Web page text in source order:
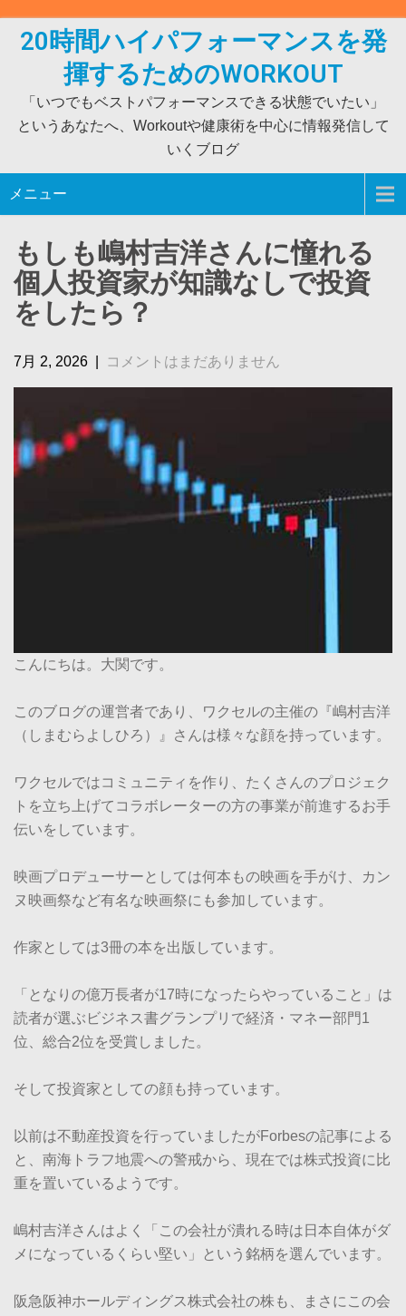
20時間ハイパフォーマンスを発
揮するためのWORKOUT
「いつでもベストパフォーマンスできる状態でいたい」
というあなたへ、Workoutや健康術を中心に情報発信して
いくブログ
メニュー
もしも嶋村吉洋さんに憧れる
個人投資家が知識なしで投資
をしたら？
7月 2, 2026 コメントはまだありません
こんにちは。大関です。
このブログの運営者であり、ワクセルの主催の『嶋村吉洋
（しまむらよしひろ）』さんは様々な顔を持っています。
ワクセルではコミュニティを作り、たくさんのプロジェク
トを立ち上げてコラボレーターの方の事業が前進するお手
伝いをしています。
映画プロデューサーとしては何本もの映画を手がけ、カン
ヌ映画祭など有名な映画祭にも参加しています。
作家としては3冊の本を出版しています。
「となりの億万長者が17時になったらやっていること」は
読者が選ぶビジネス書グランプリで経済・マネー部門1
位、総合2位を受賞しました。
そして投資家としての顔も持っています。
以前は不動産投資を行っていましたがForbesの記事による
と、南海トラフ地震への警戒から、現在では株式投資に比
重を置いているようです。
嶋村吉洋さんはよく「この会社が潰れる時は日本自体がダ
メになっているくらい堅い」という銘柄を選んでいます。
阪急阪神ホールディングス株式会社の株も、まさにこの会